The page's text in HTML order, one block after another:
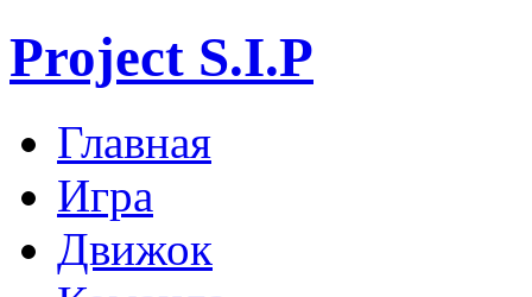
Project S.I.P
Главная
Игра
Движок